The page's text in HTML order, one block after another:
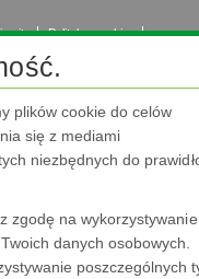
site
Polityka cookies
plików cookie do celów
się z mediami
niezbędnych do
zgodę na
danych osobowych.
poszczególnych